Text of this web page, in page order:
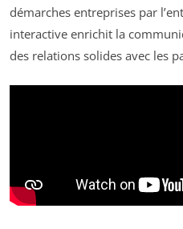
démarches entreprises par
interactive enrichit la
des relations solides avec les